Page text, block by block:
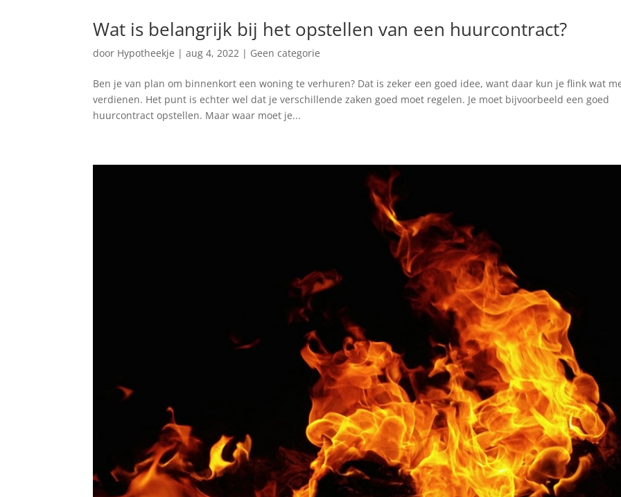
Wat is belangrijk bij het opstellen van een huurcontract?
door Hypotheekje |aug 4, 2022 | Geen categorie
Ben je van plan om binnenkort een woning te verhuren? Dat is zeker een goed idee, want daar kun je flink wat
verdienen. Het punt is echter wel dat je verschillende zaken goed moet regelen. Je moet bijvoorbeeld een goed
huurcontract opstellen. Maar waar moet je...